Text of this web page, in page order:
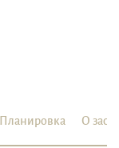
Планировка О